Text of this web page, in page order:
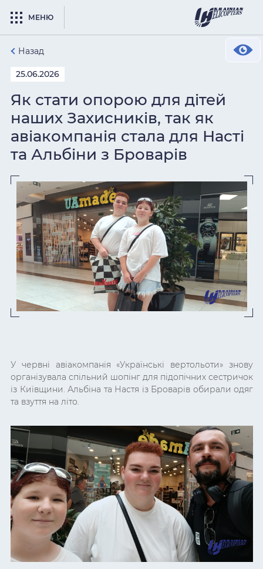
МЕНЮ
Назад
25.06.2026
Як стати опорою для дітей
наших Захисників, так як
авіакомпанія стала для Насті
та Альбіни з Броварів
У червні авіакомпанія «Українські вертольоти» знову
організувала спільний шопінг для підопічних сестричок
із Київщини. Альбіна та Настя із Броварів обирали одяг
та взуття на літо.